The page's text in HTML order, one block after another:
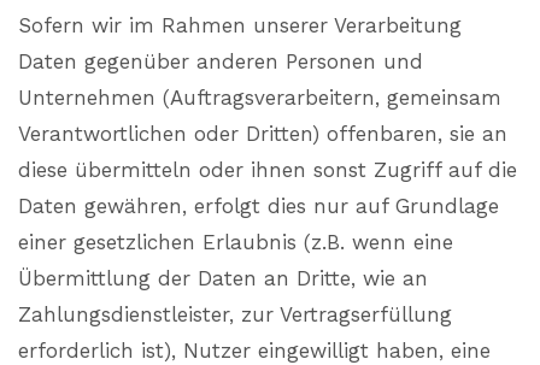
Sofern wir im Rahmen unserer Verarbeitung
Daten gegenüber anderen Personen und
Unternehmen (Auftragsverarbeitern, gemeinsam
Verantwortlichen oder Dritten) offenbaren, sie an
diese übermitteln oder ihnen sonst Zugriff auf die
Daten gewähren, erfolgt dies nur auf Grundlage
einer gesetzlichen Erlaubnis (z.B. wenn eine
Übermittlung der Daten an Dritte, wie an
Zahlungsdienstleister, zur Vertragserfüllung
erforderlich ist), Nutzer eingewilligt haben, eine